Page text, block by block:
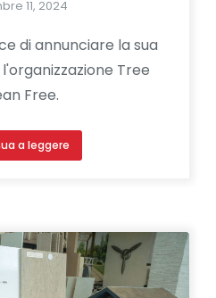
11, 2024
di annunciare la sua
Tree
Free.
a leggere